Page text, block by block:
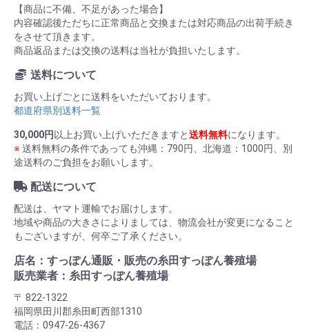
【商品に不備、不足があった場合】
内容確認後ただちに正常商品と交換または対応商品の出荷手続き
をさせて頂きます。
商品返品または交換の送料は当社が負担いたします。
送料について
お買い上げごとに送料をいただいております。
都道府県別送料一覧
30,000円 以上お買い上げいただきますと送料無料になります。
※ 送料無料の条件であっても沖縄：790円、北海道：1000円、別
途送料のご負担をお願いします。
配送について
配送は、ヤマト運輸でお届けします。
地域や商品の大きさによりましては、物流会社が変更になること
もございますが、何卒ご了承ください。
店名：すっぽん通販・販売の糸田すっぽん養殖場
販売業者：糸田すっぽん養殖場
〒 822-1322
福岡県田川郡糸田町西部1310
電話：0947-26-4367